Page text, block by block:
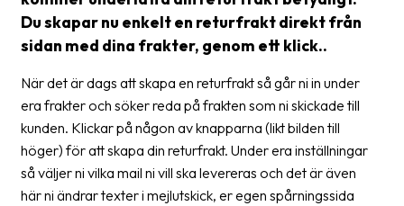
Printer
settings
Customs
declarations
Delivery
terms
Pickups
Du skapar nu enkelt en returfrakt direkt från
sidan med dina frakter, genom ett klick..
När det är dags att skapa en returfrakt så går ni in under
era frakter och söker reda på frakten som ni skickade till
kunden. Klickar på någon av knapparna (likt bilden till
höger) för att skapa din returfrakt. Under era inställningar
så väljer ni vilka mail ni vill ska levereras och det är även
här ni ändrar texter i mejlutskick, er egen spårningssida